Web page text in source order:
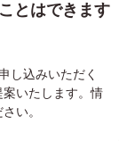
とはできます
し込みいただく
いたします。情
い。